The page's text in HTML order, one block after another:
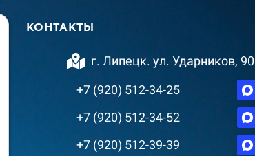
КОНТАКТЫ
г. Липецк. ул. Ударников, 90
+7 (920) 512-34-25
+7 (920) 512-34-52
+7 (920) 512-39-39